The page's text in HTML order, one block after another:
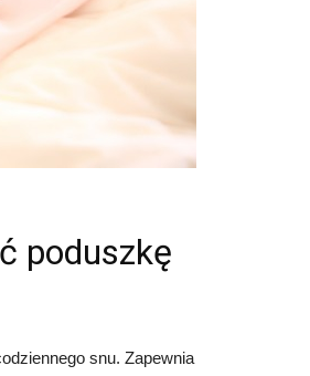
poduszkę
snu. Zapewnia